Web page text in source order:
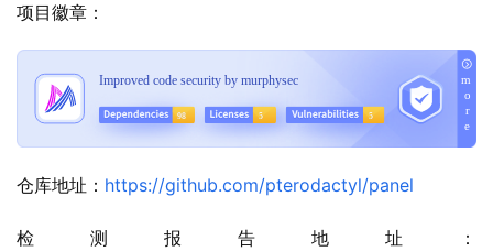
项目徽章：
仓库地址： https://github.com/pterodactyl/panel
检测报告地址：